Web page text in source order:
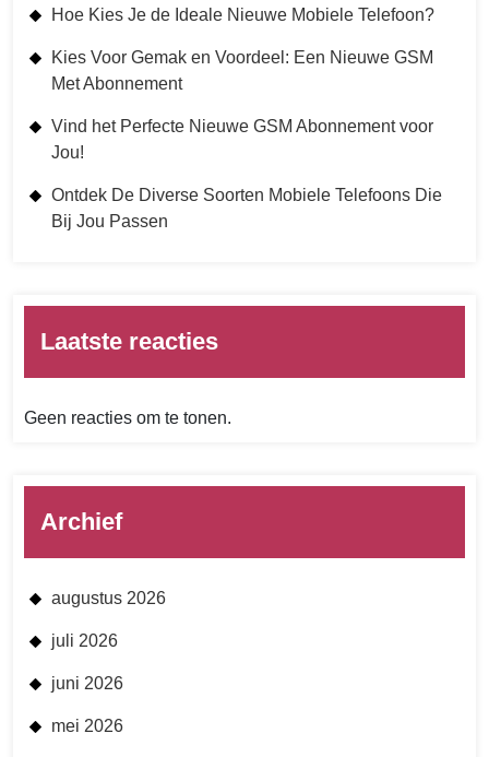
Hoe Kies Je de Ideale Nieuwe Mobiele Telefoon?
Kies Voor Gemak en Voordeel: Een Nieuwe GSM
Met Abonnement
Vind het Perfecte Nieuwe GSM Abonnement voor
Jou!
Ontdek De Diverse Soorten Mobiele Telefoons Die
Bij Jou Passen
Laatste reacties
Geen reacties om te tonen.
Archief
augustus 2026
juli 2026
juni 2026
mei 2026